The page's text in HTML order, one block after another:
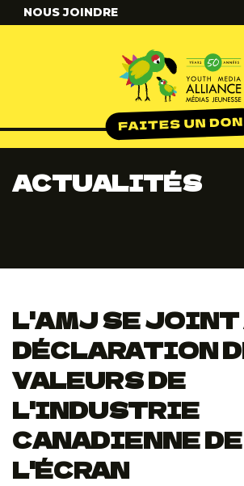
NOUS JOINDRE
ACTUALITÉS
L'AMJ SE JOINT
DÉCLARATION
VALEURS DE
L'INDUSTRIE
CANADIENNE DE
L'ÉCRAN